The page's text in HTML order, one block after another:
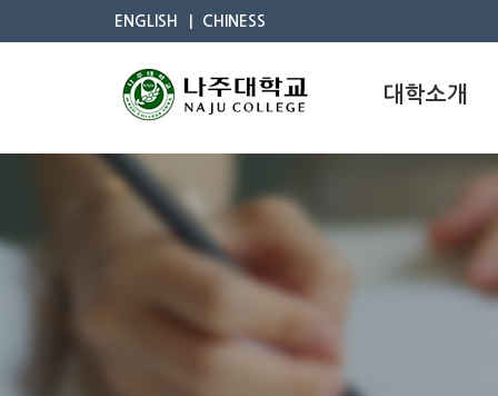
ENGLISH CHINESS
대학소개